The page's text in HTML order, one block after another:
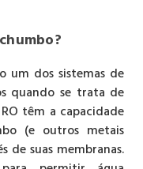
um dos sistemas de
quando se trata de
têm a capacidade
(e outros metais
de suas membranas.